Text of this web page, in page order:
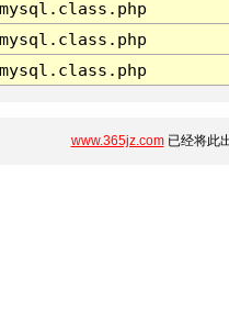
www.365jz.com已经将此